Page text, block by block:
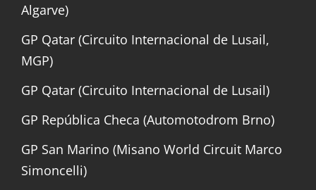
Algarve)
GP Qatar (Circuito Internacional de Lusail,
MGP)
GP Qatar (Circuito Internacional de Lusail)
GP República Checa (Automotodrom Brno)
GP San Marino (Misano World Circuit Marco
Simoncelli)